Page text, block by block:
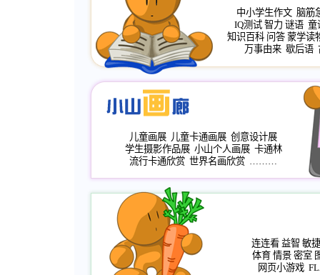
中小学生作文 脑筋
IQ测试 智力 谜语 童
知识百科 问答 蒙学读
万事由来 歇后语
儿童画展 儿童卡通画展 创意设计展
学生摄影作品展 小山个人画展 卡通林
流行卡通欣赏 世界名画欣赏 ………
连连看 益智 敏捷
体育 情景 密室
网页小游戏